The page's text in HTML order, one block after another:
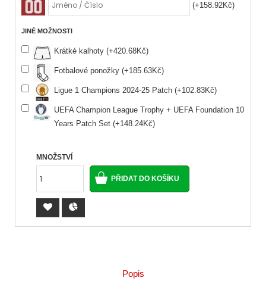
(+158.92Kč)
JINÉ MOŽNOSTI
Krátké kalhoty (+420.68Kč)
Fotbalové ponožky (+185.63Kč)
Ligue 1 Champions 2024-25 Patch (+102.83Kč)
UEFA Champion League Trophy + UEFA Foundation 10
Years Patch Set (+148.24Kč)
MNOŽSTVÍ
Popis